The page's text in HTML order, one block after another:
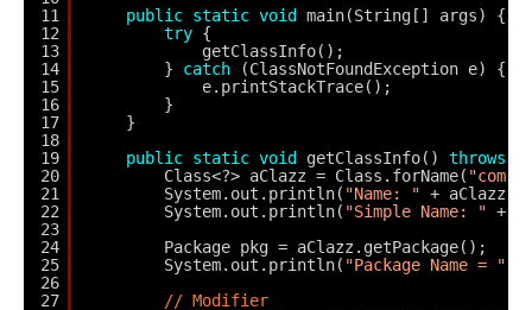
11
12
13
14
15
16
17
18
19
20
21
22
23
24
25
26
27
public static void
main(String[] args) {
try {
getClassInfo();
} catch
(ClassNotFoundException e) {
e.printStackTrace();
}
}
public static void getClassInfo() throws
Class<?> aClazz = Class.forName(
System.out.println( "Name: " +
System.out.println( "Simple Name: " +
Package pkg = aClazz.getPackage();
System.out.println( "Package Name = "
// Modifier